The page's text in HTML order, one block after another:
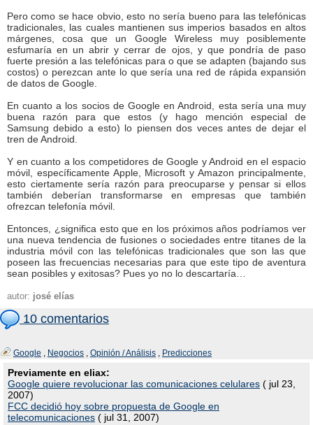
Pero como se hace obvio, esto no sería bueno para las telefónicas
tradicionales, las cuales mantienen sus imperios basados en altos
márgenes, cosa que un Google Wireless muy posiblemente
esfumaría en un abrir y cerrar de ojos, y que pondría de paso
fuerte presión a las telefónicas para o que se adapten (bajando sus
costos) o perezcan ante lo que sería una red de rápida expansión
de datos de Google.
En cuanto a los socios de Google en Android, esta sería una muy
buena razón para que estos (y hago mención especial de
Samsung debido a esto) lo piensen dos veces antes de dejar el
tren de Android.
Y en cuanto a los competidores de Google y Android en el espacio
móvil, específicamente Apple, Microsoft y Amazon principalmente,
esto ciertamente sería razón para preocuparse y pensar si ellos
también deberían transformarse en empresas que también
ofrezcan telefonía móvil.
Entonces, ¿significa esto que en los próximos años podríamos ver
una nueva tendencia de fusiones o sociedades entre titanes de la
industria móvil con las telefónicas tradicionales que son las que
poseen las frecuencias necesarias para que este tipo de aventura
sean posibles y exitosas? Pues yo no lo descartaría…
autor: josé elías
10 comentarios
Google , Negocios , Opinión / Análisis , Predicciones
Previamente en eliax:
Google quiere revolucionar las comunicaciones celulares ( jul 23,
2007)
FCC decidió hoy sobre propuesta de Google en
telecomunicaciones ( jul 31, 2007)